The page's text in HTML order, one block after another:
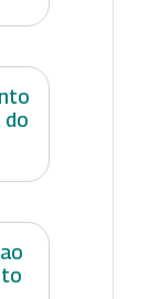
do